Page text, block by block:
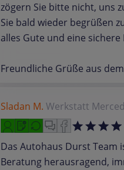
zögern Sie bitte nicht, uns
Sie bald wieder begrüßen
alles Gute und eine
Freundliche Grüße aus
Sladan M. Werkstatt
Das Autohaus Durst
Beratung herausragend,